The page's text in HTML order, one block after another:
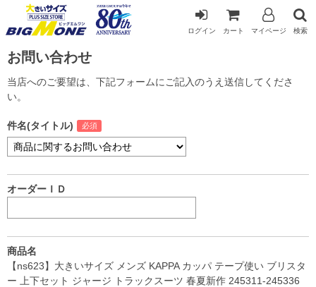
ログイン カート マイページ 検索
お問い合わせ
当店へのご要望は、下記フォームにご記入のうえ送信してくださ
い。
件名(タイトル)
オーダーＩＤ
商品名
【ns623】大きいサイズ メンズ KAPPA カッパ テープ使い ブリスタ
ー 上下セット ジャージ トラックスーツ 春夏新作 245311-245336